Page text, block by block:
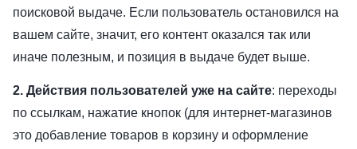
поисковой выдаче. Если пользователь остановился на
вашем сайте, значит, его контент оказался так или
иначе полезным, и позиция в выдаче будет выше.
2. Действия пользователей уже на сайте: переходы
по ссылкам, нажатие кнопок (для интернет-магазинов
это добавление товаров в корзину и оформление